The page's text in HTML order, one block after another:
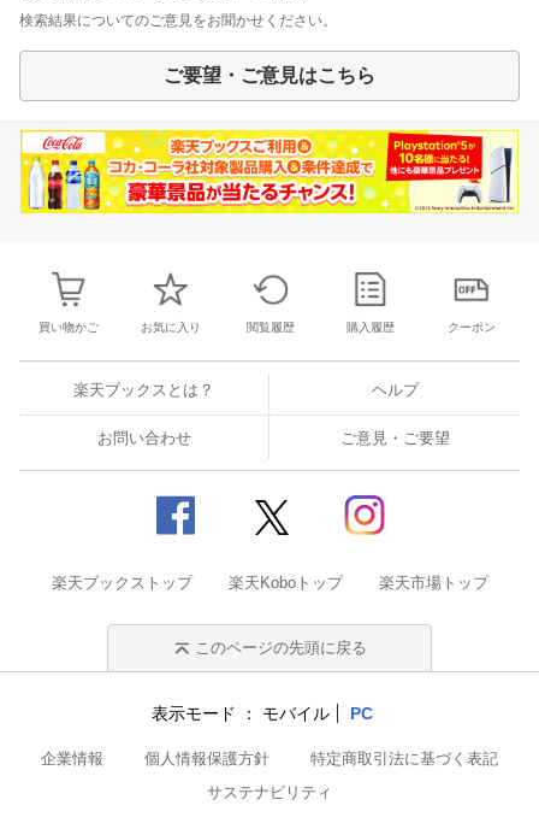
検索結果についてのご意見をお聞かせください。
ご要望・ご意見はこちら
買い物かご お気に入り 閲覧履歴 購入履歴 クーポン
楽天ブックスとは？ ヘルプ
お問い合わせ ご意見・ご要望
楽天ブックストップ 楽天Koboトップ 楽天市場トップ
このページの先頭に戻る
表示モード モバイル PC
企業情報 個人情報保護方針
特定商取引法に基づく表記
サステナビリティ